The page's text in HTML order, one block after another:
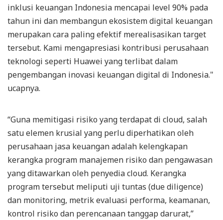
inklusi keuangan Indonesia mencapai level 90% pada
tahun ini dan membangun ekosistem digital keuangan
merupakan cara paling efektif merealisasikan target
tersebut. Kami mengapresiasi kontribusi perusahaan
teknologi seperti Huawei yang terlibat dalam
pengembangan inovasi keuangan digital di Indonesia."
ucapnya.
“Guna memitigasi risiko yang terdapat di cloud, salah
satu elemen krusial yang perlu diperhatikan oleh
perusahaan jasa keuangan adalah kelengkapan
kerangka program manajemen risiko dan pengawasan
yang ditawarkan oleh penyedia cloud. Kerangka
program tersebut meliputi uji tuntas (due diligence)
dan monitoring, metrik evaluasi performa, keamanan,
kontrol risiko dan perencanaan tanggap darurat,”